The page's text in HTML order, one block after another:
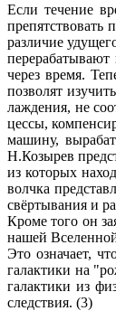
Если течение
препятствовать
различие
через время.
позволят
лаждения, не
цессы,
машину,
Н.Козырев
из которых
волчка
свёртывания и
Кроме того он
нашей
Это означает,
галактики на
галактики из
следствия. (3)